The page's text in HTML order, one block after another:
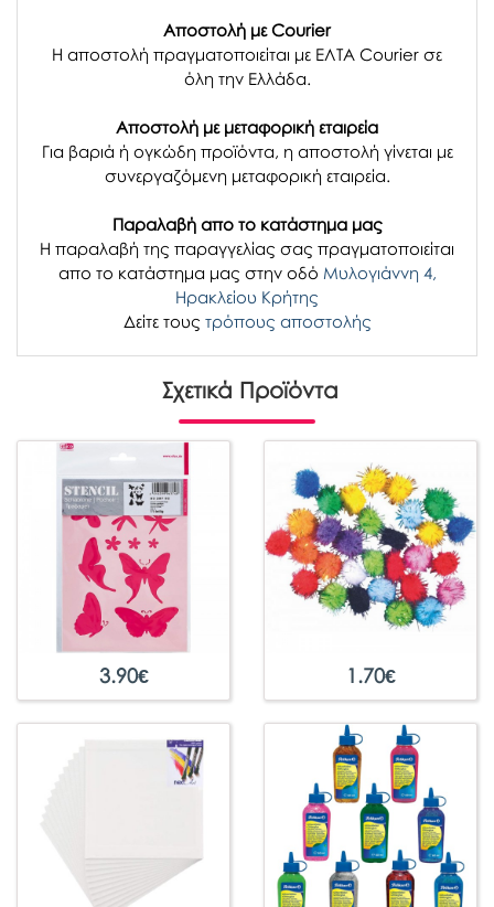
Αποστολή με Courier
Η αποστολή πραγματοποιείται με ΕΛΤΑ Courier σε
όλη την Ελλάδα.
Αποστολή με μεταφορική εταιρεία
Για βαριά ή ογκώδη προϊόντα, η αποστολή γίνεται με
συνεργαζόμενη μεταφορική εταιρεία.
Παραλαβή απο το κατάστημα μας
H παραλαβή της παραγγελίας σας πραγματοποιείται
απο το κατάστημα μας στην οδό Μυλογιάννη 4,
Ηρακλείου Κρήτης
Δείτε τους τρόπους αποστολής
Σχετικά Προϊόντα
3.90€ 1.70€